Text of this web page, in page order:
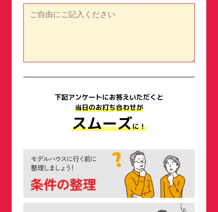
下記アンケートにお答えいただくと
当日のお打ち合わせが
スムーズに！